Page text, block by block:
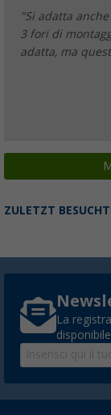
"Si adatta
3 fori di
adatta, ma
ZULETZT BESUCHT
La